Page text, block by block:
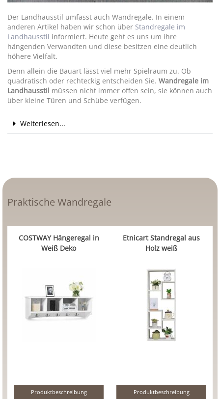
Der Landhausstil umfasst auch Wandregale. In einem
anderen Artikel haben wir schon über Standregale im
Landhausstil informiert. Heute geht es uns um ihre
hängenden Verwandten und diese besitzen eine deutlich
höhere Vielfalt.
Denn allein die Bauart lässt viel mehr Spielraum zu. Ob
quadratisch oder rechteckig entscheiden Sie. Wandregale im
Landhausstil müssen nicht immer offen sein, sie können auch
über kleine Türen und Schübe verfügen.
Weiterlesen...
Praktische Wandregale
COSTWAY Hängeregal in
Weiß Deko
Produktbeschreibung
Etnicart Standregal aus
Holz weiß
Produktbeschreibung